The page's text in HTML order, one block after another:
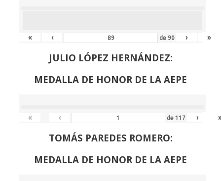
« ‹ de 90 › »
JULIO LÓPEZ HERNÁNDEZ:
MEDALLA DE HONOR DE LA AEPE
« ‹ de117 ›
TOMÁS PAREDES ROMERO:
MEDALLA DE HONOR DE LA AEPE